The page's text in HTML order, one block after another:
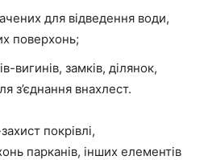
для відведення води,
поверхонь;
вигинів, замків, ділянок,
з’єднання внахлест.
покрівлі,
парканів, інших елементів